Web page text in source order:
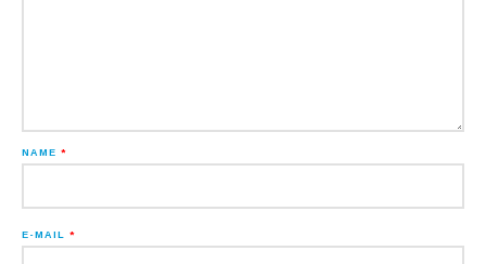
NAME *
E-MAIL *